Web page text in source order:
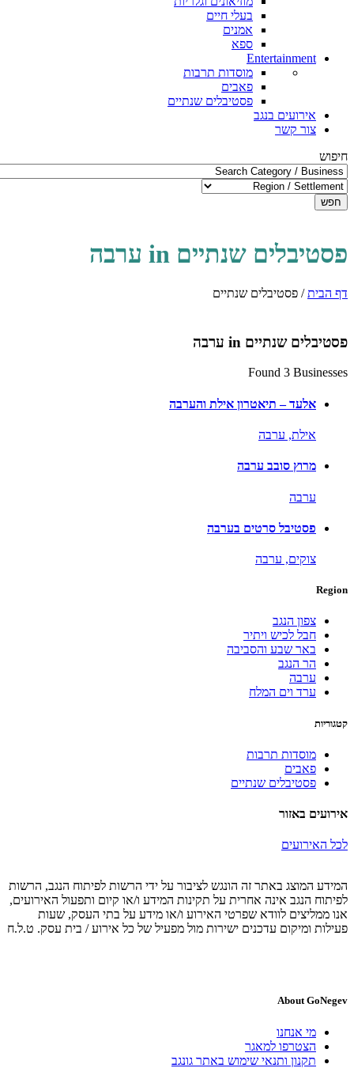
בעלי חיים
אמנים
ספא
Entertainment
מוסדות תרבות
פאבים
פסטיבלים שנתיים
אירועים בנגב
צור קשר
חיפוש
חפש
פסטיבלים שנתיים in ערבה
דף הבית/ פסטיבלים שנתיים
פסטיבלים שנתיים in ערבה
Found 3 Businesses
אלעד – תיאטרון אילת והערבה
אילת, ערבה
מרוץ סובב ערבה
ערבה
פסטיבל סרטים בערבה
צוקים, ערבה
Region
צפון הנגב
חבל לכיש ויתיר
באר שבע והסביבה
הר הנגב
ערבה
ערד וים המלח
קטגוריות
מוסדות תרבות
פאבים
פסטיבלים שנתיים
אירועים באזור
לכל האירועים
המידע המוצג באתר זה הונגש לציבור על ידי הרשות לפיתוח הנגב, הרשות
לפיתוח הנגב אינה אחרית על תקינות המידע ו/או קיום ותפעול האירועים,
אנו ממליצים לוודא שפרטי האירוע ו/או מידע על בתי העסק, שעות
פעילות ומיקום עדכנים ישירות מול מפעיל של כל אירוע / בית עסק. ט.ל.ח
About GoNegev
מי אנחנו
הצטרפו למאגר
תקנון ותנאי שימוש באתר גונגב